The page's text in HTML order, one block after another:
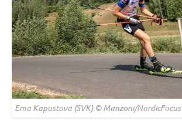
Ema Kapustova (SVK) © Manzoni/NordicFocus